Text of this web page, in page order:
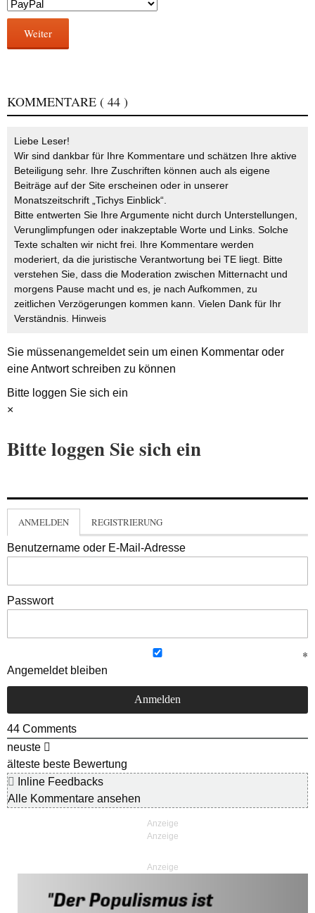
Weiter
KOMMENTARE ( 44 )
Liebe Leser!
Wir sind dankbar für Ihre Kommentare und schätzen Ihre aktive
Beteiligung sehr. Ihre Zuschriften können auch als eigene
Beiträge auf der Site erscheinen oder in unserer
Monatszeitschrift „Tichys Einblick“.
Bitte entwerten Sie Ihre Argumente nicht durch Unterstellungen,
Verunglimpfungen oder inakzeptable Worte und Links. Solche
Texte schalten wir nicht frei. Ihre Kommentare werden
moderiert, da die juristische Verantwortung bei TE liegt. Bitte
verstehen Sie, dass die Moderation zwischen Mitternacht und
morgens Pause macht und es, je nach Aufkommen, zu
zeitlichen Verzögerungen kommen kann. Vielen Dank für Ihr
Verständnis. Hinweis
Sie müssenangemeldetsein um einen Kommentar oder
eine Antwort schreiben zu können
Bitte loggen Sie sich ein
×
Bitte loggen Sie sich ein
ANMELDEN REGISTRIERUNG
Benutzername oder E-Mail-Adresse
Passwort
Angemeldet bleiben
44 Comments
neuste
älteste beste Bewertung
Inline Feedbacks
Alle Kommentare ansehen
Anzeige